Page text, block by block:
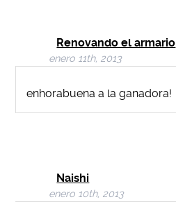
Renovando el armario
enero 11th, 2013
enhorabuena a la ganadora!
Naishi
enero 10th, 2013